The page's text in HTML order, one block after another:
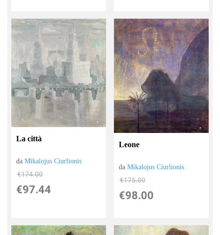
La città
daMikalojus Ciurlionis
€174.00
€97.44
Leone
daMikalojus Ciurlionis
€175.00
€98.00